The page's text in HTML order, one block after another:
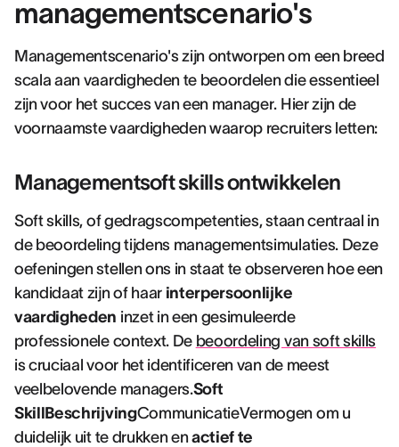
managementscenario's
Managementscenario's zijn ontworpen om een breed
scala aan vaardigheden te beoordelen die essentieel
zijn voor het succes van een manager. Hier zijn de
voornaamste vaardigheden waarop recruiters letten:
Managementsoft skills ontwikkelen
Soft skills, of gedragscompetenties, staan centraal in
de beoordeling tijdens managementsimulaties. Deze
oefeningen stellen ons in staat te observeren hoe een
kandidaat zijn of haar interpersoonlijke
vaardigheden inzet in een gesimuleerde
professionele context. De beoordeling van soft skills
is cruciaal voor het identificeren van de meest
veelbelovende managers.Soft
SkillBeschrijvingCommunicatieVermogen om u
duidelijk uit te drukken enactief te